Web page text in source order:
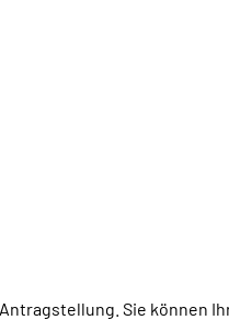
Sie können